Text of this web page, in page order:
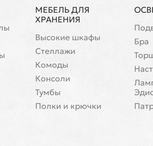
МЕБЕЛЬ ДЛЯ
ХРАНЕНИЯ
Высокие шкафы
Стеллажи
Комоды
Консоли
Тумбы
Полки и крючки
Бра